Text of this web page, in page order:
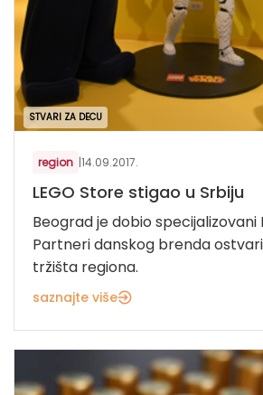
STVARI ZA DECU
region |14.09.2017.
LEGO Store stigao u Srbiju
Beograd je dobio specijalizovani
Partneri danskog brenda
tržišta regiona.
saznajte više